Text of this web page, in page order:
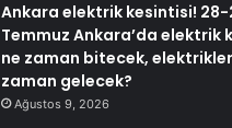
Ankara elektrik kesintisi! 28-
Temmuz Ankara’da elektrik
ne zaman bitecek,
zaman gelecek?
Ağustos 9, 2026